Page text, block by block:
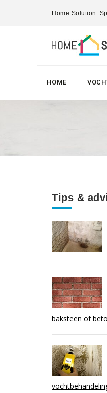
Home Solution:
HOME
Tips &
baksteen of